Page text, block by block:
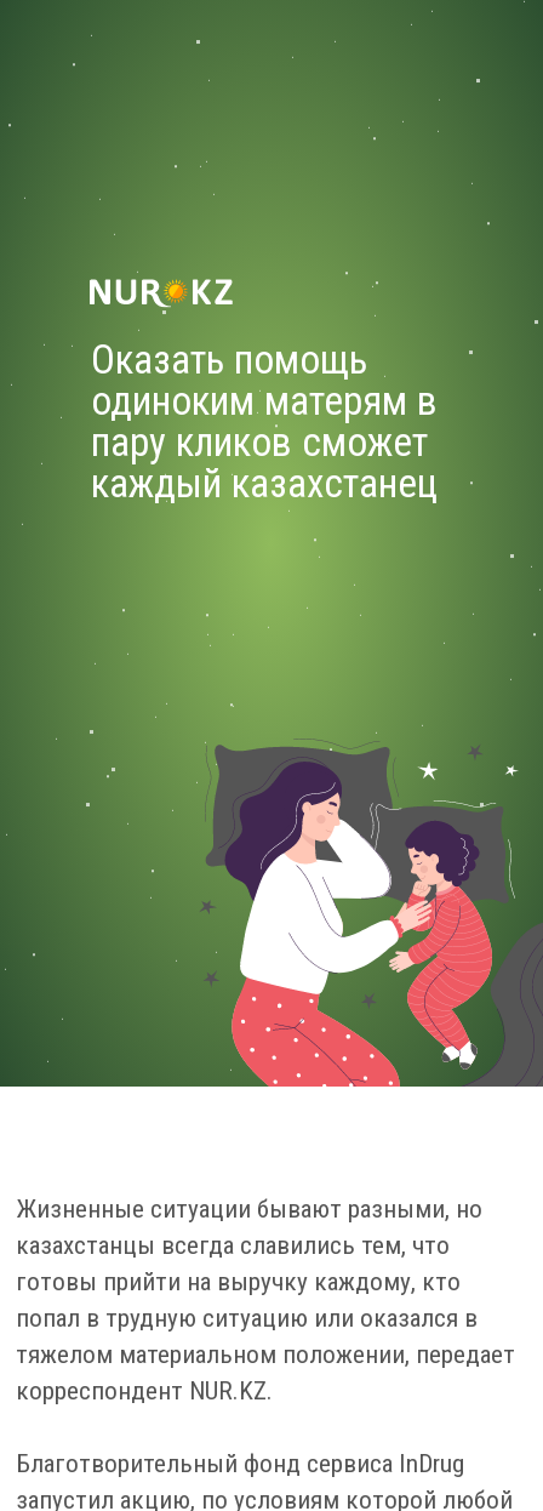
Оказать помощь
одиноким матерям в
пару кликов сможет
каждый казахстанец
Жизненные ситуации бывают разными, но
казахстанцы всегда славились тем, что
готовы прийти на выручку каждому, кто
попал в трудную ситуацию или оказался в
тяжелом материальном положении, передает
корреспондент NUR.KZ.
содействие, может зарегистрироваться в
одноименном приложении. NUR.KZ выяснил
подробности акции.
Почему выбраны одинокие матери?
Одним из самых незащищенных слоев
населения являются одинокие матери. К
сожалению, в Казахстане официально не
предусмотрен статус матери-одиночки, что
Они лишь в некоторых случаях могут
рассчитывать на государственное пособие